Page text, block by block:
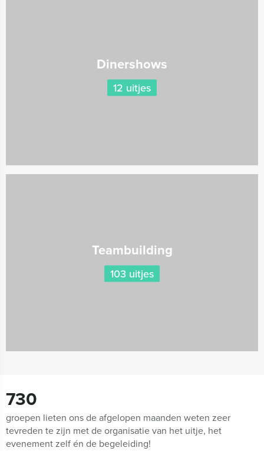
Dinershows
12 uitjes
Teambuilding
103 uitjes
730
groepen lieten ons de afgelopen maanden weten zeer
tevreden te zijn met de organisatie van het uitje, het
evenement zelf én de begeleiding!